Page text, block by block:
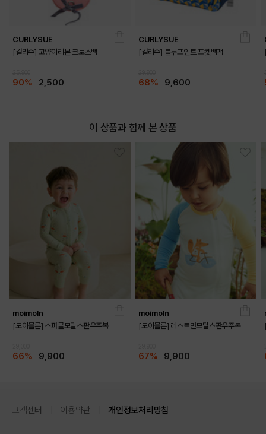
CURLYSUE
[컬리수] 고양이리본 크로스백
90% 2,500
CURLYSUE
[컬리수] 블루포인트 포켓백팩
68% 9,600
이 상품과 함께 본 상품
moimoln
[모이몰른] 스파클모달스판우주복
66% 9,900
moimoln
[모이몰른] 레스트면모달스판우주복
67% 9,900
고객센터 이용약관 개인정보처리방침